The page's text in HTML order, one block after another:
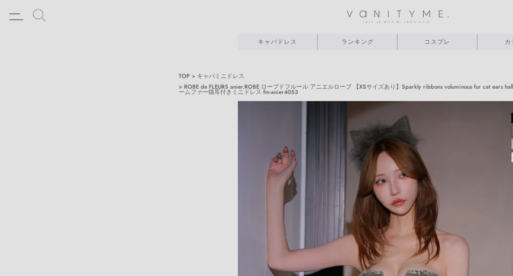
キャバドレス ランキング コスプレ カ
TOP
キャバミニドレス
ROBE de FLEURS anier.ROBE ローブドフルール アニエルローブ 【XSサイズあり】Sparkly ribbons voluminous fur cat ears
ームファー猫耳付きミニドレス fm-anier4053